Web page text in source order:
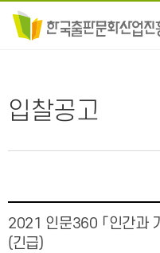
입찰공고
2021 인문360 「인간과
(긴급)